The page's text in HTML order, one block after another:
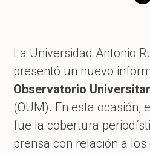
La Universidad Antonio
presentó un nuevo
Observatorio
(OUM). En esta ocasión,
fue la cobertura
prensa con relación a